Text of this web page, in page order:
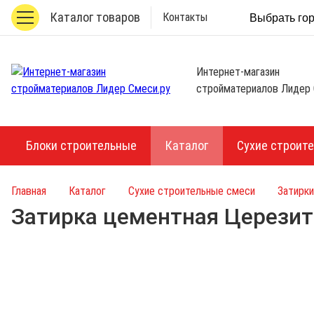
Каталог товаров Контакты Выбрать
Интернет-магазин
стройматериалов Лидер
Блоки строительные Каталог Сухие
Главная Каталог Сухие строительные смеси
Затирка цементная